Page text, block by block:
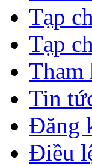
Tạp
Tạp
Tham
Tin
Đăng
Điều